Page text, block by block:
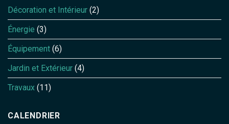
Décoration et Intérieur (2)
Énergie (3)
Équipement (6)
Jardin et Extérieur (4)
Travaux (11)
CALENDRIER